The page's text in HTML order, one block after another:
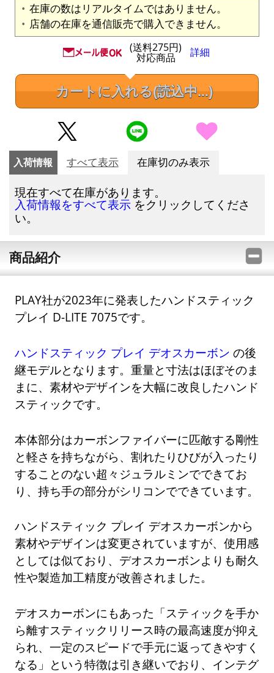
在庫の数はリアルタイムではありません。
店舗の在庫を通信販売で購入できません。
(送料275円)
対応商品 詳細
カートに入れる(読込中...)
入荷情報 すべて表示 在庫切のみ表示
現在すべて在庫があります。
入荷情報をすべて表示 をクリックしてくださ
い。
商品紹介
PLAY社が2023年に発表したハンドスティック
プレイ D-LITE 7075です。
ハンドスティック プレイ デオスカーボン の後
継モデルとなります。重量と寸法はほぼそのま
まに、素材やデザインを大幅に改良したハンド
スティックです。
本体部分はカーボンファイバーに匹敵する剛性
と軽さを持ちながら、割れたりひびが入ったり
することのない超々ジュラルミンでできてお
り、持ち手の部分がシリコンでできています。
ハンドスティック プレイ デオスカーボンから
素材やデザインは変更されていますが、使用感
としては似ており、デオスカーボンよりも耐久
性や製造加工精度が改善されました。
デオスカーボンにもあった「スティックを手か
ら離すスティックリリース時の最高速度が抑え
られ、一定のスピードで手元に返ってきやすく
なる」という特徴は引き継いでおり、インテグ